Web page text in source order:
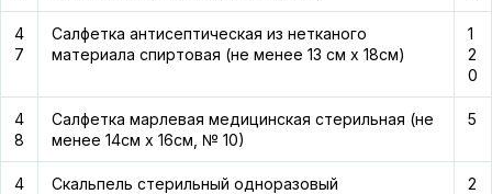
4
7
Салфетка антисептическая из нетканого
материала спиртовая (не менее 13 см х 18см)
1
2
0
4
8
Салфетка марлевая медицинская стерильная (не
менее 14см х 16см, № 10)
5
4
Скальпель стерильный одноразовый 2